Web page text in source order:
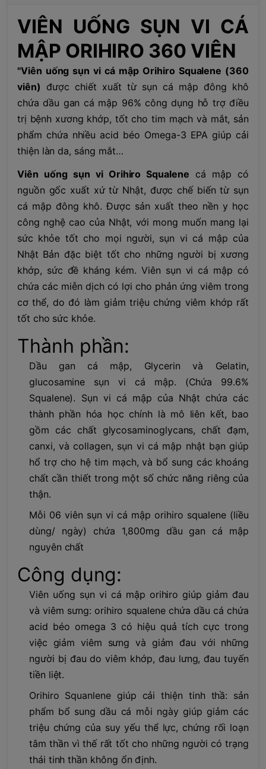
VIÊN UỐNG SỤN VI CÁ
MẬP ORIHIRO 360 VIÊN
''Viên uống sụn vi cá mập Orihiro Squalene (360
viên) được chiết xuất từ sụn cá mập đông khô
chứa dầu gan cá mập 96% công dụng hỗ trợ điều
trị bệnh xương khớp, tốt cho tim mạch và mắt, sản
phẩm chứa nhiều acid béo Omega-3 EPA giúp cải
thiện làn da, sáng mắt…
Viên uống sụn vi Orihiro Squalene cá mập có
nguồn gốc xuất xứ từ Nhật, được chế biến từ sụn
cá mập đông khô. Được sản xuất theo nền y học
công nghệ cao của Nhật, với mong muốn mang lại
sức khỏe tốt cho mọi người, sụn vi cá mập của
Nhật Bản đặc biệt tốt cho những người bị xương
khớp, sức đề kháng kém. Viên sụn vi cá mập có
chứa các miễn dịch có lợi cho phản ứng viêm trong
cơ thể, do đó làm giảm triệu chứng viêm khớp rất
tốt cho sức khỏe.
Thành phần:
Dầu gan cá mập, Glycerin và Gelatin,
glucosamine sụn vi cá mập. (Chứa 99.6%
Squalene). Sụn vi cá mập của Nhật chứa các
thành phần hóa học chính là mô liên kết, bao
gồm các chất glycosaminoglycans, chất đạm,
canxi, và collagen, sụn vi cá mập nhật bạn giúp
hổ trợ cho hệ tim mạch, và bổ sung các khoáng
chất cần thiết trong một số chức năng riêng của
thận.
Mỗi 06 viên sụn vi cá mập orihiro squalene (liều
dùng/ ngày) chứa 1,800mg dầu gan cá mập
nguyên chất
Công dụng:
Viên uống sụn vi cá mập orihiro giúp giảm đau
và viêm sưng: orihiro squalene chứa dầu cá chứa
acid béo omega 3 có hiệu quả tích cực trong
việc giảm viêm sưng và giảm đau với những
người bị đau do viêm khớp, đau lưng, đau tuyến
tiền liệt.
Orihiro Squanlene giúp cải thiện tinh thầ: sản
phẩm bổ sung dầu cá mỗi ngày giúp giảm các
triệu chứng của suy yếu thể lực, chứng rối loạn
tâm thần vì thế rất tốt cho những người có trạng
thái tinh thần không ổn định.